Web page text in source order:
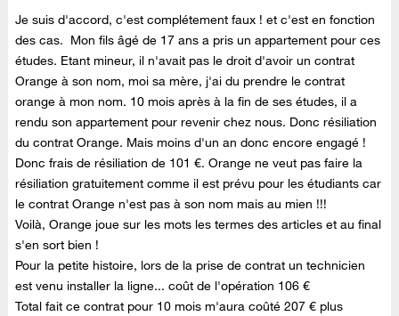
Je suis d'accord, c'est complétement faux ! et c'est en fonction
des cas. Mon fils âgé de 17 ans a pris un appartement pour ces
études. Etant mineur, il n'avait pas le droit d'avoir un contrat
Orange à son nom, moi sa mère, j'ai du prendre le contrat
orange à mon nom. 10 mois après à la fin de ses études, il a
rendu son appartement pour revenir chez nous. Donc résiliation
du contrat Orange. Mais moins d'un an donc encore engagé !
Donc frais de résiliation de 101 €. Orange ne veut pas faire la
résiliation gratuitement comme il est prévu pour les étudiants car
le contrat Orange n'est pas à son nom mais au mien !!!
Voilà, Orange joue sur les mots les termes des articles et au final
s'en sort bien !
Pour la petite histoire, lors de la prise de contrat un technicien
est venu installer la ligne... coût de l'opération 106 €
Total fait ce contrat pour 10 mois m'aura coûté 207 € plus